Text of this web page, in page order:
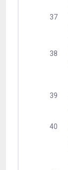
37
38
39
40